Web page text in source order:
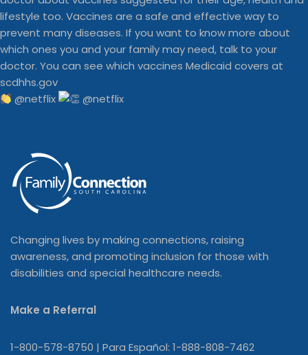
@netflix
Changing lives by making connections, raising
awareness, and promoting inclusion for those with
disabilities and special healthcare needs.
Make a Referral
1-800-578-8750 | Para Español: 1-888-808-7462